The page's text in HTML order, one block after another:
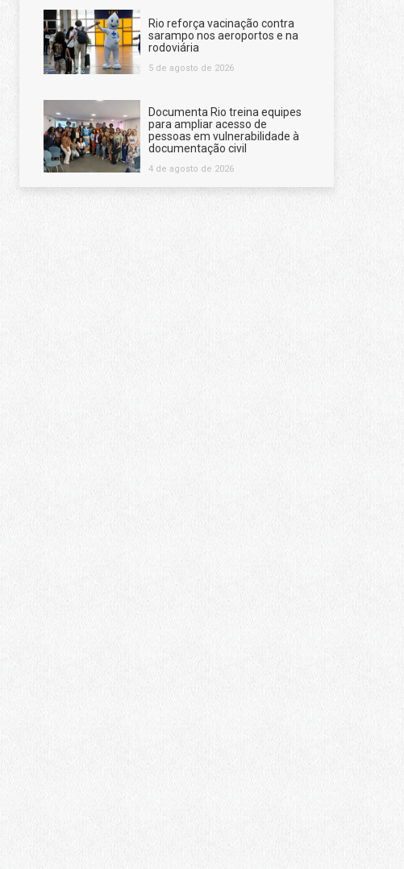
Rio reforça vacinação contra
sarampo nos aeroportos e na
rodoviária
5 de agosto de 2026
Documenta Rio treina equipes
para ampliar acesso de
pessoas em vulnerabilidade à
documentação civil
4 de agosto de 2026